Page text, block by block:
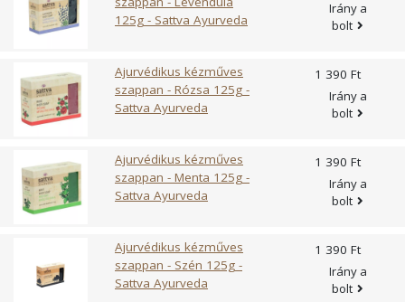
cone extract, Ethyl ferulate, Tocopherol, CI77491, Alcohol,
Benzyl alcohol, CI77499, Benzoic acid, Sorbic acid,
** illóolaj természetes összetevői
125g - Sattva Ayurveda
Irány a
bolt
Ajurvédikus kézműves
szappan - Rózsa 125g -
Sattva Ayurveda
1 390 Ft
Irány a
bolt
Ajurvédikus kézműves
szappan - Menta 125g -
Sattva Ayurveda
1 390 Ft
Irány a
bolt
Ajurvédikus kézműves
szappan - Szén 125g -
Sattva Ayurveda
1 390 Ft
Irány a
bolt